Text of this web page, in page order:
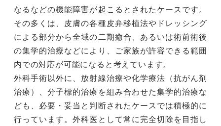
なるなどの機能障害が起こるとされたケースです。
その多くは、皮膚の各種皮弁移植法やドレッシング
による部分から全域の二期癒合、あるいは術前術後
の集学的治療などにより、ご家族が許容できる範囲
内での対応が可能になると考えています。
外科手術以外に、放射線治療や化学療法（抗がん剤
治療）、分子標的治療を組み合わせた集学的治療な
ども、必要・妥当と判断されたケースでは積極的に
行っています。外科医として常に完全切除を目指し